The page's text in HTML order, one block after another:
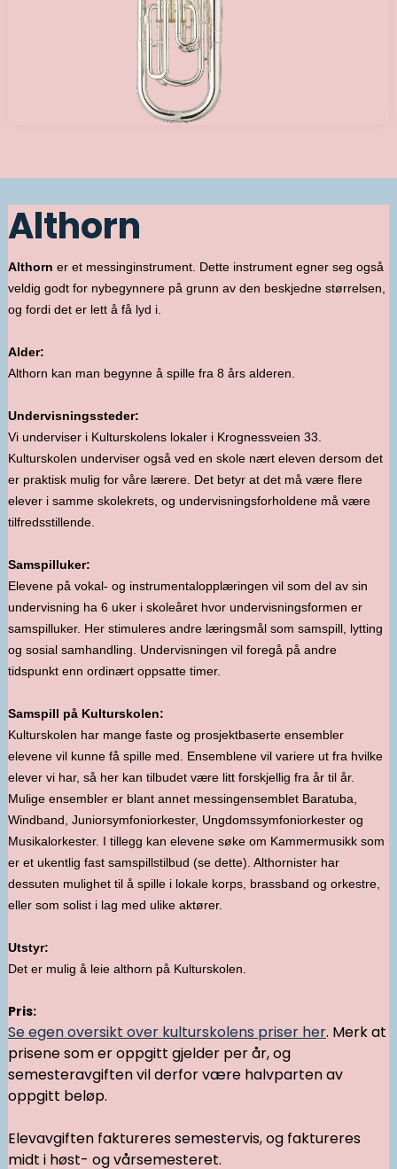
Althorn
Althorn er et messinginstrument. Dette instrument egner seg også
veldig godt for nybegynnere på grunn av den beskjedne størrelsen,
og fordi det er lett å få lyd i.
Alder:
Althorn kan man begynne å spille fra 8 års alderen.
Undervisningssteder:
Vi underviser i Kulturskolens lokaler i Krognessveien 33.
Kulturskolen underviser også ved en skole nært eleven dersom det
er praktisk mulig for våre lærere. Det betyr at det må være flere
elever i samme skolekrets, og undervisningsforholdene må være
tilfredsstillende.
Samspilluker:
Elevene på vokal- og instrumentalopplæringen vil som del av sin
undervisning ha 6 uker i skoleåret hvor undervisningsformen er
samspilluker. Her stimuleres andre læringsmål som samspill, lytting
og sosial samhandling. Undervisningen vil foregå på andre
tidspunkt enn ordinært oppsatte timer.
Samspill på Kulturskolen:
Kulturskolen har mange faste og prosjektbaserte ensembler
elevene vil kunne få spille med. Ensemblene vil variere ut fra hvilke
elever vi har, så her kan tilbudet være litt forskjellig fra år til år.
Mulige ensembler er blant annet messingensemblet Baratuba,
Windband, Juniorsymfoniorkester, Ungdomssymfoniorkester og
Musikalorkester. I tillegg kan elevene søke om Kammermusikk som
er et ukentlig fast samspillstilbud (se dette). Althornister har
dessuten mulighet til å spille i lokale korps, brassband og orkestre,
eller som solist i lag med ulike aktører.
Utstyr:
Det er mulig å leie althorn på Kulturskolen.
Pris:
Se egen oversikt over kulturskolens priser her. Merk at
prisene som er oppgitt gjelder per år, og
semesteravgiften vil derfor være halvparten av
oppgitt beløp.
Elevavgiften faktureres semestervis, og faktureres
midt i høst- og vårsemesteret.